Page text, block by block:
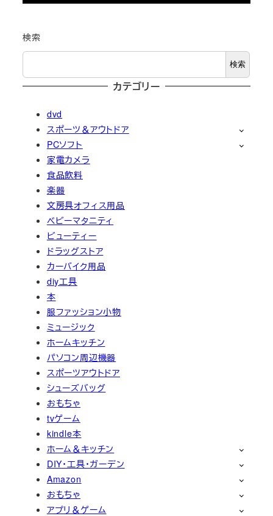
検索
検索
カテゴリー
dvd
スポーツ＆アウトドア
PCソフト
家電カメラ
食品飲料
楽器
文房具オフィス用品
ベビーマタニティ
ビューティー
ドラッグストア
カーバイク用品
diy工具
本
服ファッション小物
ミュージック
ホームキッチン
パソコン周辺機器
スポーツアウトドア
シューズバッグ
おもちゃ
tvゲーム
kindle本
ホーム＆キッチン
DIY・工具・ガーデン
Amazon
おもちゃ
アプリ＆ゲーム